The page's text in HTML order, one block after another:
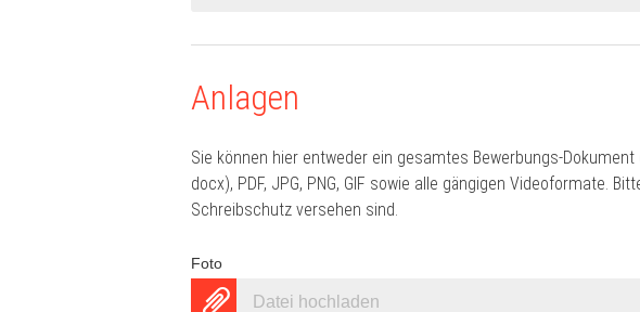
Anlagen
Sie können hier entweder ein gesamtes Bewerbungs-
docx), PDF, JPG, PNG, GIF sowie alle gängigen Videoformate.
Schreibschutz versehen sind.
Foto
Datei hochladen